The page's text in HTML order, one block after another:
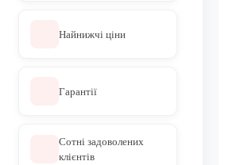
Найнижчі ціни
Гарантії
Сотні задоволених
клієнтів